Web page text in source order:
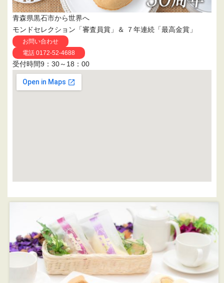
青森県黒石市から世界へ
モンドセレクション「審査員賞」＆ ７年連続「最高金賞」
お問い合わせ
電話 0172-52-4688
受付時間9：30～18：00